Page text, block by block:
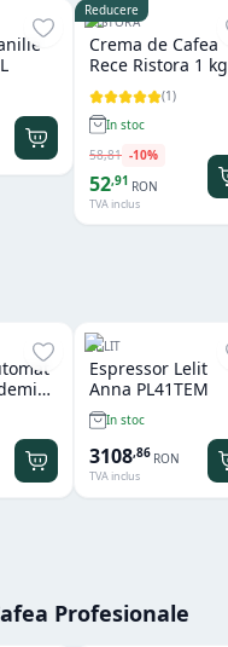
Reducere
RISTORA
Crema de Cafea
Rece Ristora 1 kg
(1)
In stoc
58,81 -10%
52,91 RON
TVA inclus
LELIT
Espressor Lelit
Anna PL41TEM
In stoc
3108,86 RON
TVA inclus
Profesionale